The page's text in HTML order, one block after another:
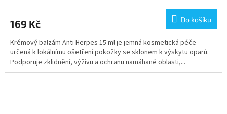
169 Kč Do košíku
Krémový balzám Anti Herpes 15 ml je jemná kosmetická péče
určená k lokálnímu ošetření pokožky se sklonem k výskytu oparů.
Podporuje zklidnění, výživu a ochranu namáhané oblasti,...